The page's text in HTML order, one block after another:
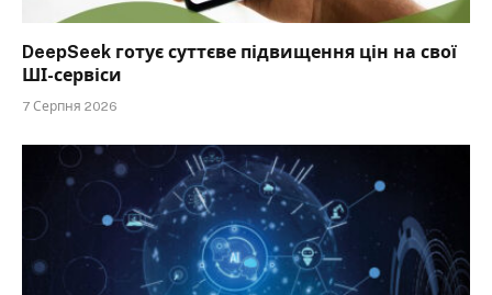
DeepSeek готує суттєве підвищення цін на свої
ШІ-сервіси
7 Серпня 2026